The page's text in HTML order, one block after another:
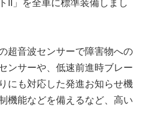
II」を全車に標準装備しまし
超音波センサーで障害物への
ンサーや、低速前進時ブレー
にも対応した発進お知らせ機
機能などを備えるなど、高い